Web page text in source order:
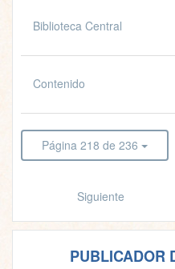
Biblioteca Central
Contenido
Página 218 de 236
Siguiente
PUBLICADOR